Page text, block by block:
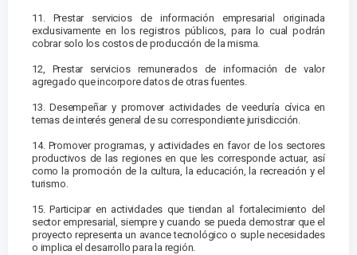
11. Prestar servicios de información empresarial originada
exclusivamente en los registros públicos, para lo cual podrán
cobrar solo los costos de producción de la misma.
12, Prestar servicios remunerados de información de valor
agregado que incorpore datos de otras fuentes.
13. Desempeñar y promover actividades de veeduría cívica en
temas de interés general de su correspondiente jurisdicción.
14. Promover programas, y actividades en favor de los sectores
productivos de las regiones en que les corresponde actuar, así
como la promoción de la cultura, la educación, la recreación y el
turismo.
15. Participar en actividades que tiendan al fortalecimiento del
sector empresarial, siempre y cuando se pueda demostrar que el
proyecto representa un avance tecnológico o suple necesidades
o implica el desarrollo para la región.